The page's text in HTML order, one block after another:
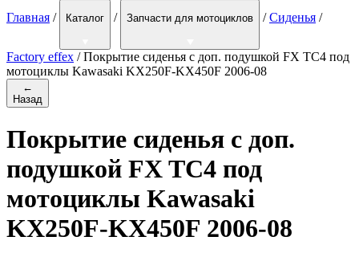
Главная / Каталог / Запчасти для мотоциклов / Сиденья /
Factory effex / Покрытие сиденья с доп. подушкой FX TC4 под
мотоциклы Kawasaki KX250F-KX450F 2006-08
←
Назад
Покрытие сиденья с доп.
подушкой FX TC4 под
мотоциклы Kawasaki
KX250F-KX450F 2006-08